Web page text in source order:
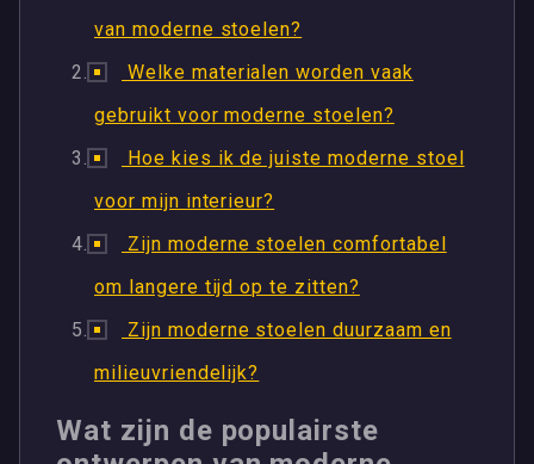
van moderne stoelen?
Welke materialen worden vaak
gebruikt voor moderne stoelen?
Hoe kies ik de juiste moderne stoel
voor mijn interieur?
Zijn moderne stoelen comfortabel
om langere tijd op te zitten?
Zijn moderne stoelen duurzaam en
milieuvriendelijk?
Wat zijn de populairste